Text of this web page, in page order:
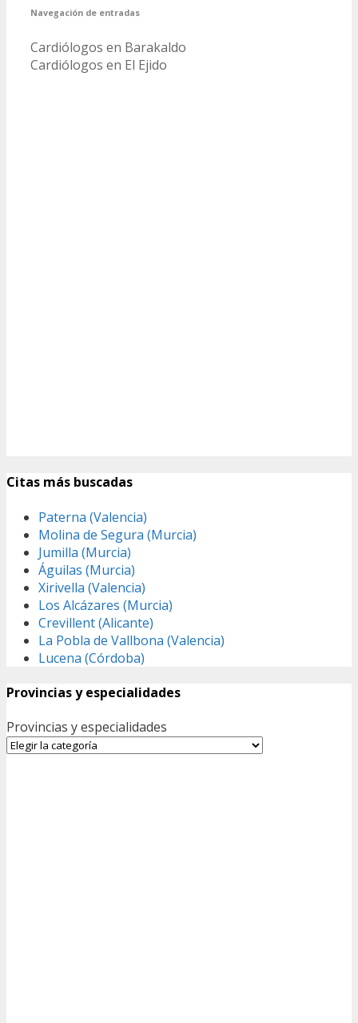
Navegación de entradas
Cardiólogos en Barakaldo
Cardiólogos en El Ejido
Citas más buscadas
Paterna (Valencia)
Molina de Segura (Murcia)
Jumilla (Murcia)
Águilas (Murcia)
Xirivella (Valencia)
Los Alcázares (Murcia)
Crevillent (Alicante)
La Pobla de Vallbona (Valencia)
Lucena (Córdoba)
Provincias y especialidades
Provincias y especialidades